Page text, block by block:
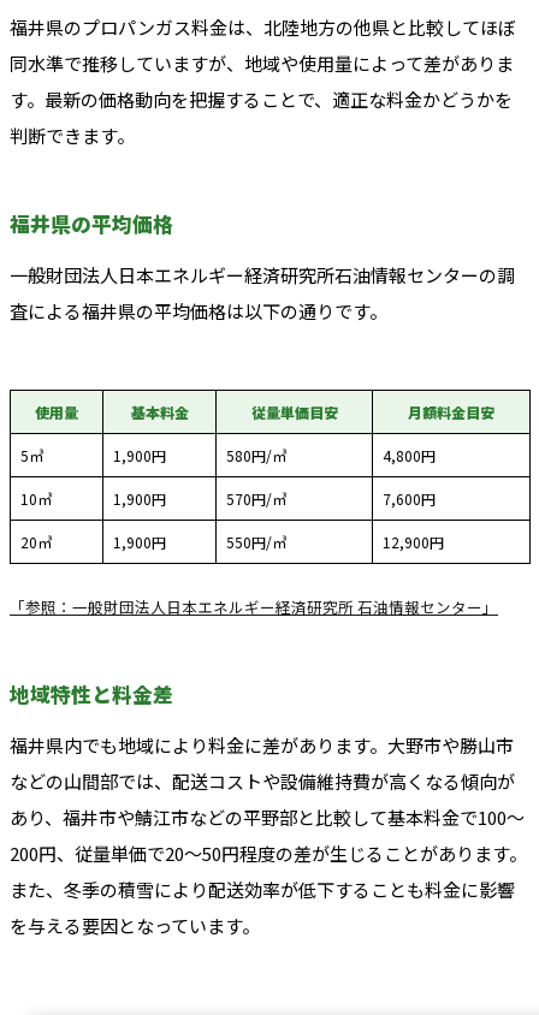
福井県のプロパンガス料金は、北陸地方の他県と比較してほぼ
同水準で推移していますが、地域や使用量によって差がありま
す。最新の価格動向を把握することで、適正な料金かどうかを
判断できます。
福井県の平均価格
一般財団法人日本エネルギー経済研究所石油情報センターの調
査による福井県の平均価格は以下の通りです。
使用量 基本料金 従量単価目安 月額料金目安
5㎥ 1,900円 580円/㎥ 4,800円
10㎥ 1,900円 570円/㎥ 7,600円
20㎥ 1,900円 550円/㎥ 12,900円
「参照：一般財団法人日本エネルギー経済研究所 石油情報センター」
地域特性と料金差
福井県内でも地域により料金に差があります。大野市や勝山市
などの山間部では、配送コストや設備維持費が高くなる傾向が
あり、福井市や鯖江市などの平野部と比較して基本料金で100〜
200円、従量単価で20〜50円程度の差が生じることがあります。
また、冬季の積雪により配送効率が低下することも料金に影響
を与える要因となっています。